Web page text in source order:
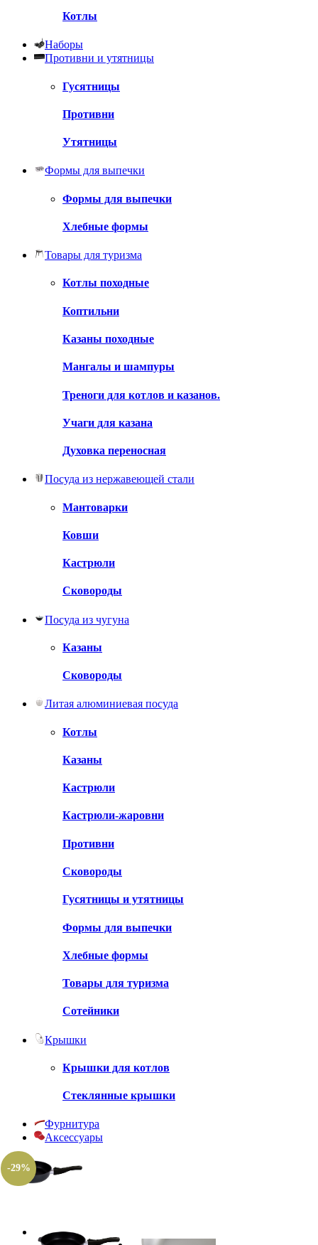
Котлы
Наборы
Противни и утятницы
Гусятницы
Противни
Утятницы
Формы для выпечки
Формы для выпечки
Хлебные формы
Товары для туризма
Котлы походные
Коптильни
Казаны походные
Мангалы и шампуры
Треноги для котлов и казанов.
Учаги для казана
Духовка переносная
Посуда из нержавеющей стали
Мантоварки
Ковши
Кастрюли
Сковороды
Посуда из чугуна
Казаны
Сковороды
Литая алюминиевая посуда
Котлы
Казаны
Кастрюли
Кастрюли-жаровни
Противни
Сковороды
Гусятницы и утятницы
Формы для выпечки
Хлебные формы
Товары для туризма
Сотейники
Крышки
Крышки для котлов
Стеклянные крышки
Фурнитура
Аксессуары
-29%